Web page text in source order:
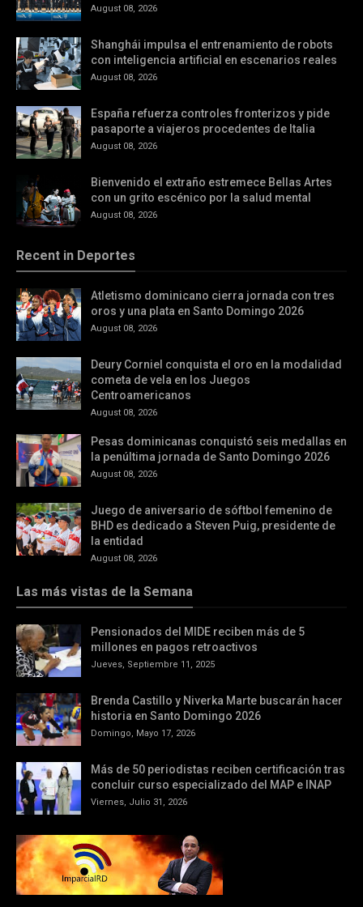
August 08, 2026
Shanghái impulsa el entrenamiento de robots
con inteligencia artificial en escenarios reales
August 08, 2026
España refuerza controles fronterizos y pide
pasaporte a viajeros procedentes de Italia
August 08, 2026
Bienvenido el extraño estremece Bellas Artes
con un grito escénico por la salud mental
August 08, 2026
Recent in Deportes
Atletismo dominicano cierra jornada con tres
oros y una plata en Santo Domingo 2026
August 08, 2026
Deury Corniel conquista el oro en la modalidad
cometa de vela en los Juegos
Centroamericanos
August 08, 2026
Pesas dominicanas conquistó seis medallas en
la penúltima jornada de Santo Domingo 2026
August 08, 2026
Juego de aniversario de sóftbol femenino de
BHD es dedicado a Steven Puig, presidente de
la entidad
August 08, 2026
Las más vistas de la Semana
Pensionados del MIDE reciben más de 5
millones en pagos retroactivos
Jueves, Septiembre 11, 2025
Brenda Castillo y Niverka Marte buscarán hacer
historia en Santo Domingo 2026
Domingo, Mayo 17, 2026
Más de 50 periodistas reciben certificación tras
concluir curso especializado del MAP e INAP
Viernes, Julio 31, 2026